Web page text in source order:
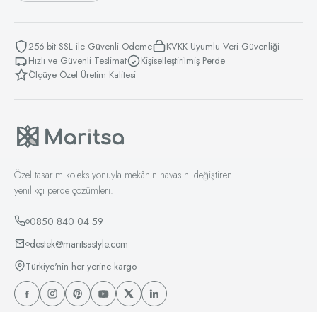
256-bit SSL ile Güvenli Ödeme
KVKK Uyumlu Veri Güvenliği
Hızlı ve Güvenli Teslimat
Kişiselleştirilmiş Perde
Ölçüye Özel Üretim Kalitesi
Özel tasarım koleksiyonuyla mekânın havasını değiştiren
yenilikçi perde çözümleri.
0850 840 04 59
destek@maritsastyle.com
Türkiye'nin her yerine kargo